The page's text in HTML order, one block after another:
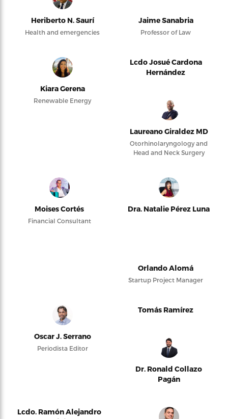
Heriberto N. Saurí
Health and emergencies
Jaime Sanabria
Professor of Law
Kiara Gerena
Renewable Energy
Lcdo Josué Cardona
Hernández
Laureano Giraldez MD
Otorhinolaryngology and
Head and Neck Surgery
Moises Cortés
Financial Consultant
Dra. Natalie Pérez Luna
Orlando Alomá
Startup Project Manager
Oscar J. Serrano
Periodista Editor
Tomás Ramírez
Dr. Ronald Collazo
Pagán
Lcdo. Ramón Alejandro